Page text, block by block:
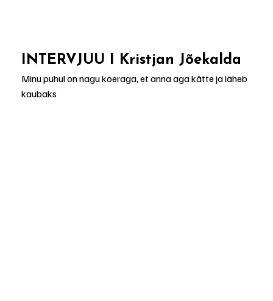
INTERVJUU I Kristjan Jõekalda
Minu puhul on nagu koeraga, et anna aga kätte ja läheb
kaubaks